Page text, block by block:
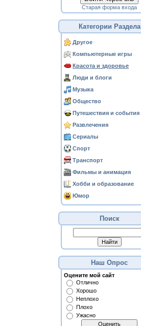
Старая форма входа
Категории Раздела
Другое
Компьютерные игры
Красота и здоровье
Люди и блоги
Музыка
Общество
Путешествия и события
Развлечения
Сериалы
Спорт
Транспорт
Фильмы и анимация
Хобби и образование
Юмор
Поиск
Наш Опрос
Оцените мой сайт
Отлично
Хорошо
Неплохо
Плохо
Ужасно